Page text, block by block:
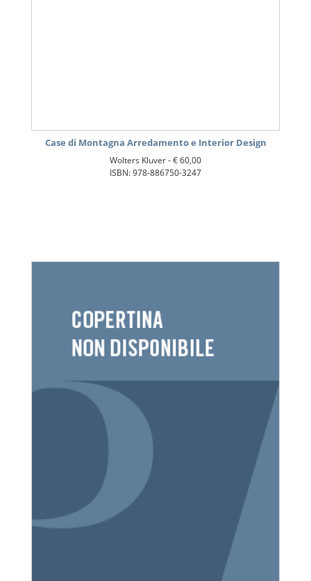
Case di Montagna Arredamento e Interior Design
Wolters Kluver -€ 60,00
ISBN: 978-886750-3247